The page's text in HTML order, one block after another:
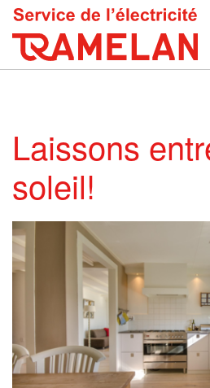
Laissons
soleil!